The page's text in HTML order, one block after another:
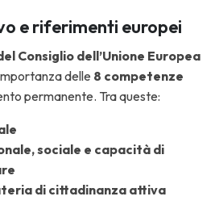
e riferimenti europei
Consiglio dell’Unione Europea
delle 8 competenze
permanente. Tra queste:
sociale e capacità di
di cittadinanza attiva